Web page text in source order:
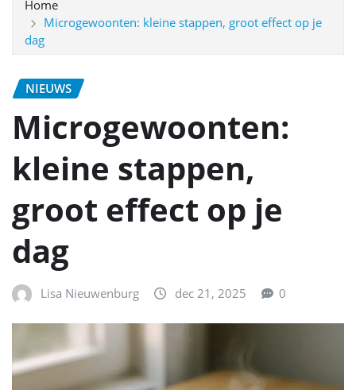
Home
Microgewoonten: kleine stappen, groot effect op je
dag
NIEUWS
Microgewoonten:
kleine stappen,
groot effect op je
dag
Lisa Nieuwenburg dec 21, 2025 0